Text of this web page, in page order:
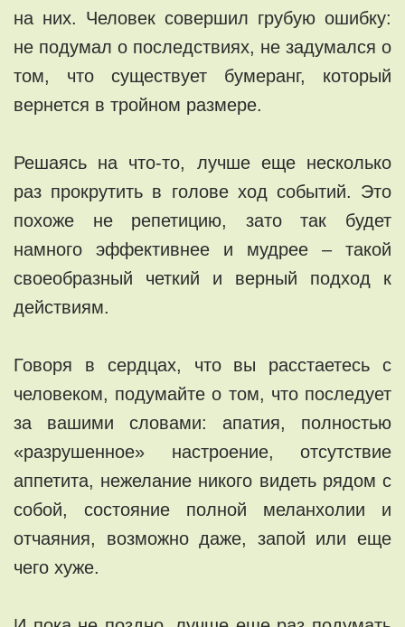
на них. Человек совершил грубую ошибку:
не подумал о последствиях, не задумался о
том, что существует бумеранг, который
вернется в тройном размере.
Решаясь на что-то, лучше еще несколько
раз прокрутить в голове ход событий. Это
похоже не репетицию, зато так будет
намного эффективнее и мудрее – такой
своеобразный четкий и верный подход к
действиям.
Говоря в сердцах, что вы расстаетесь с
человеком, подумайте о том, что последует
за вашими словами: апатия, полностью
«разрушенное» настроение, отсутствие
аппетита, нежелание никого видеть рядом с
собой, состояние полной меланхолии и
отчаяния, возможно даже, запой или еще
чего хуже.